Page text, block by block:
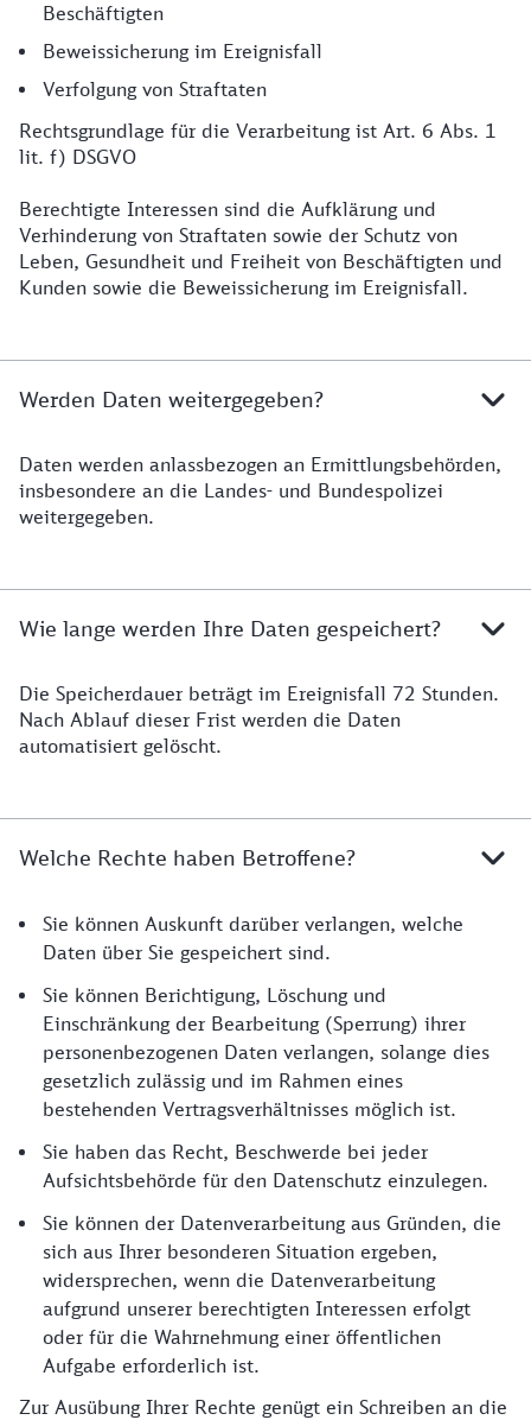
Beschäftigten
Beweissicherung im Ereignisfall
Verfolgung von Straftaten
Rechtsgrundlage für die Verarbeitung ist Art. 6 Abs. 1
lit. f) DSGVO
Berechtigte Interessen sind die Aufklärung und
Verhinderung von Straftaten sowie der Schutz von
Leben, Gesundheit und Freiheit von Beschäftigten und
Kunden sowie die Beweissicherung im Ereignisfall.
Werden Daten weitergegeben?
Datenweitergabe
Daten werden anlassbezogen an Ermittlungsbehörden,
insbesondere an die Landes- und Bundespolizei
weitergegeben.
Wie lange werden Ihre Daten gespeichert?
Datenspeicherung
Die Speicherdauer beträgt im Ereignisfall 72 Stunden.
Nach Ablauf dieser Frist werden die Daten
automatisiert gelöscht.
Welche Rechte haben Betroffene?
Rechte der Betroffenen
Sie können Auskunft darüber verlangen, welche
Daten über Sie gespeichert sind.
Sie können Berichtigung, Löschung und
Einschränkung der Bearbeitung (Sperrung) ihrer
personenbezogenen Daten verlangen, solange dies
gesetzlich zulässig und im Rahmen eines
bestehenden Vertragsverhältnisses möglich ist.
Sie haben das Recht, Beschwerde bei jeder
Aufsichtsbehörde für den Datenschutz einzulegen.
Sie können der Datenverarbeitung aus Gründen, die
sich aus Ihrer besonderen Situation ergeben,
widersprechen, wenn die Datenverarbeitung
aufgrund unserer berechtigten Interessen erfolgt
oder für die Wahrnehmung einer öffentlichen
Aufgabe erforderlich ist.
Zur Ausübung Ihrer Rechte genügt ein Schreiben an die